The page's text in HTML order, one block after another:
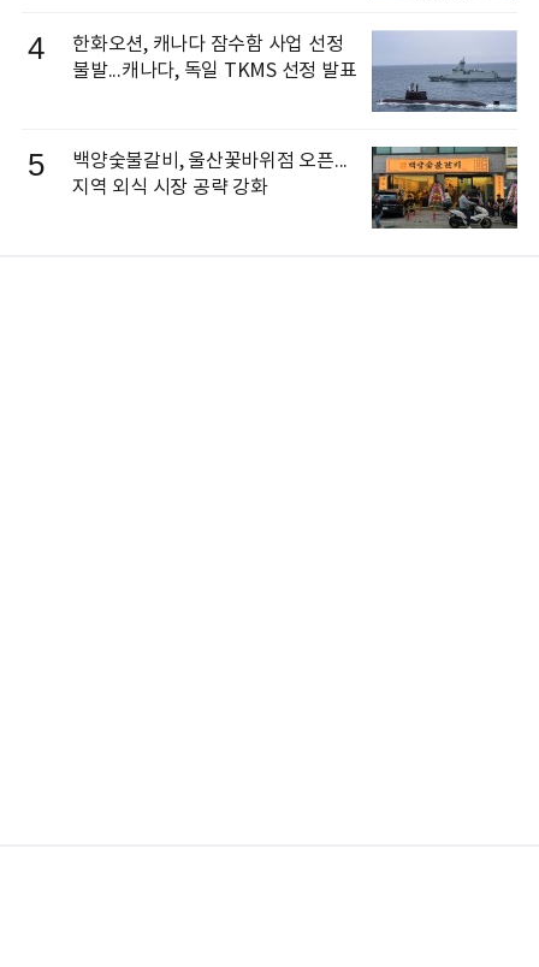
4
한화오션, 캐나다 잠수함 사업 선정
불발...캐나다, 독일 TKMS 선정 발표
5
백양숯불갈비, 울산꽃바위점 오픈...
지역 외식 시장 공략 강화